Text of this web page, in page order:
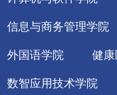
信息与商务管理学院
外国语学院 健康
数智应用技术学院